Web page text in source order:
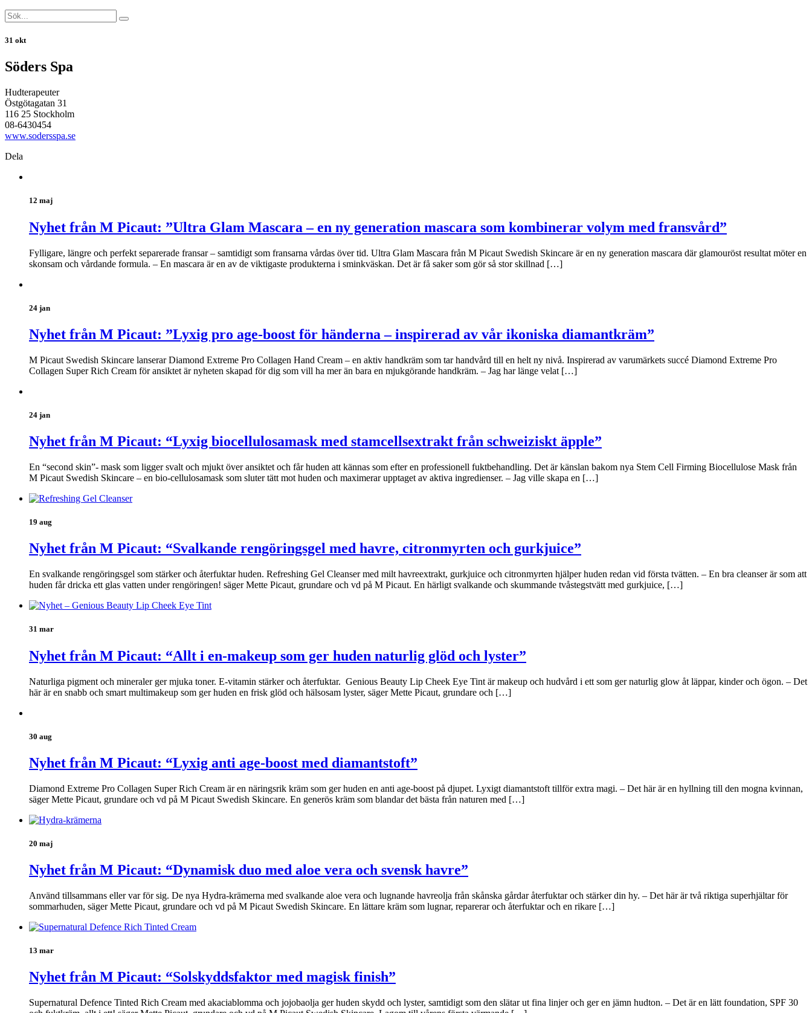
31 okt
Söders Spa
Hudterapeuter
Östgötagatan 31
116 25 Stockholm
08-6430454
www.sodersspa.se
Dela
12 maj
Nyhet från M Picaut: ”Ultra Glam Mascara – en ny generation mascara som kombinerar volym med fransvård”
Fylligare, längre och perfekt separerade fransar – samtidigt som fransarna vårdas över tid. Ultra Glam Mascara från M Picaut Swedish Skincare är en ny generation mascara där glamouröst resultat möter en
skonsam och vårdande formula. – En mascara är en av de viktigaste produkterna i sminkväskan. Det är få saker som gör så stor skillnad […]
24 jan
Nyhet från M Picaut: ”Lyxig pro age-boost för händerna – inspirerad av vår ikoniska diamantkräm”
M Picaut Swedish Skincare lanserar Diamond Extreme Pro Collagen Hand Cream – en aktiv handkräm som tar handvård till en helt ny nivå. Inspirerad av varumärkets succé Diamond Extreme Pro
Collagen Super Rich Cream för ansiktet är nyheten skapad för dig som vill ha mer än bara en mjukgörande handkräm. – Jag har länge velat […]
24 jan
Nyhet från M Picaut: “Lyxig biocellulosamask med stamcellsextrakt från schweiziskt äpple”
En “second skin”- mask som ligger svalt och mjukt över ansiktet och får huden att kännas som efter en professionell fuktbehandling. Det är känslan bakom nya Stem Cell Firming Biocellulose Mask från
M Picaut Swedish Skincare – en bio-cellulosamask som sluter tätt mot huden och maximerar upptaget av aktiva ingredienser. – Jag ville skapa en […]
19 aug
Nyhet från M Picaut: “Svalkande rengöringsgel med havre, citronmyrten och gurkjuice”
En svalkande rengöringsgel som stärker och återfuktar huden. Refreshing Gel Cleanser med milt havreextrakt, gurkjuice och citronmyrten hjälper huden redan vid första tvätten. – En bra cleanser är som att
huden får dricka ett glas vatten under rengöringen! säger Mette Picaut, grundare och vd på M Picaut. En härligt svalkande och skummande tvåstegstvätt med gurkjuice, […]
31 mar
Nyhet från M Picaut: “Allt i en-makeup som ger huden naturlig glöd och lyster”
Naturliga pigment och mineraler ger mjuka toner. E-vitamin stärker och återfuktar. Genious Beauty Lip Cheek Eye Tint är makeup och hudvård i ett som ger naturlig glow åt läppar, kinder och ögon. – Det
här är en snabb och smart multimakeup som ger huden en frisk glöd och hälsosam lyster, säger Mette Picaut, grundare och […]
30 aug
Nyhet från M Picaut: “Lyxig anti age-boost med diamantstoft”
Diamond Extreme Pro Collagen Super Rich Cream är en näringsrik kräm som ger huden en anti age-boost på djupet. Lyxigt diamantstoft tillför extra magi. – Det här är en hyllning till den mogna kvinnan,
säger Mette Picaut, grundare och vd på M Picaut Swedish Skincare. En generös kräm som blandar det bästa från naturen med […]
20 maj
Nyhet från M Picaut: “Dynamisk duo med aloe vera och svensk havre”
Använd tillsammans eller var för sig. De nya Hydra-krämerna med svalkande aloe vera och lugnande havreolja från skånska gårdar återfuktar och stärker din hy. – Det här är två riktiga superhjältar för
sommarhuden, säger Mette Picaut, grundare och vd på M Picaut Swedish Skincare. En lättare kräm som lugnar, reparerar och återfuktar och en rikare […]
13 mar
Nyhet från M Picaut: “Solskyddsfaktor med magisk finish”
Supernatural Defence Tinted Rich Cream med akaciablomma och jojobaolja ger huden skydd och lyster, samtidigt som den slätar ut fina linjer och ger en jämn hudton. – Det är en lätt foundation, SPF 30